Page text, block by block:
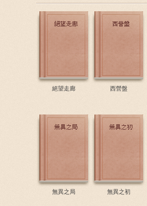
絕望走廊 西營盤
無異之局 無異之初